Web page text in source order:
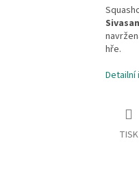
hře.
Detailní
TISK